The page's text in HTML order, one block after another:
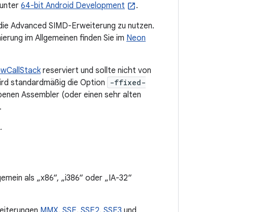
64-bit Android Development
.
Advanced SIMD-Erweiterung zu nutzen.
im Allgemeinen finden Sie im Neon
reserviert und sollte nicht von
standardmäßig die Option
-ffixed-
Assembler (oder einen sehr alten
als „x86“, „i386“ oder „IA-32“